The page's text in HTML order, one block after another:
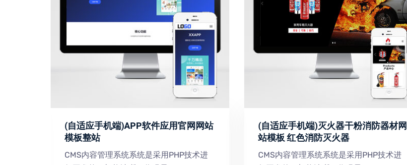
(自适应手机端)APP软件应用官网网站
模板整站
CMS内容管理系统系统是采用PHP技术进
(自适应手机端)灭火器干粉消防器材网
站模板 红色消防灭火器
CMS内容管理系统系统是采用PHP技术进